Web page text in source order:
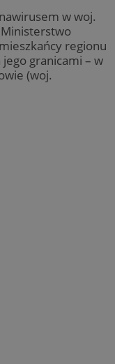
w woj.
regionu
granicami – w
(woj.